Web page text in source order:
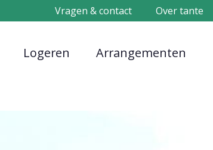
Vragen & contact Over tante
Logeren Arrangementen